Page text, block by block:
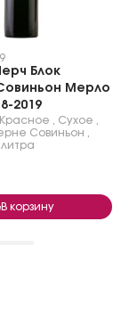
Блок
Мерло
2019
Красное Сухое
Совиньон
литра
В корзину